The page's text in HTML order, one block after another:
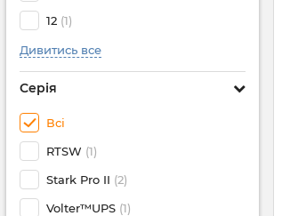
12 (1)
Дивитись все
Серія
Всі
RTSW (1)
Stark Pro II (2)
Volter™UPS (1)